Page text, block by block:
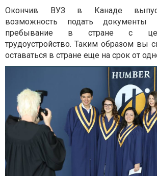
Окончив ВУЗ в Канаде
возможность подать документы
пребывание в стране с
трудоустройство. Таким образом вы
оставаться в стране еще на срок от